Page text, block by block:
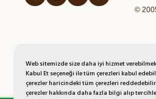
Web sitemizde size daha iyi hizmet
Kabul Et seçeneği ile tüm çerezleri kabul
çerezler haricindeki tüm çerezleri reddedebilir
çerezler hakkında daha fazla bilgi alıp
©